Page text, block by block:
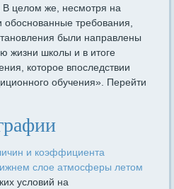
В целом же, несмотря на
обоснованные требования,
были направлены
жизни школы и в итоге
которое впоследствии
обучения». Перейти
и коэффициента
слое атмосферы летом
условий на